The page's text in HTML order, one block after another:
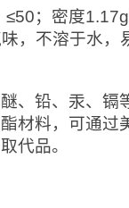
≤50；密度
不溶于水，
、铅、汞、镉
材料，可通过
代品。